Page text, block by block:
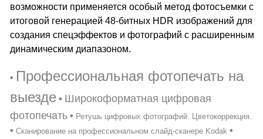
возможности применяется особый метод фотосъемки с
итоговой генерацией 48-битных HDR изображений для
создания спецэффектов и фотографий с расширенным
динамическим диапазоном.
• Профессиональная фотопечать на
выезде• Широкоформатная цифровая
фотопечать• Ретушь цифровых фотографий. Цветокоррекция.
• Сканирование на профессиональном слайд-сканере Kodak •